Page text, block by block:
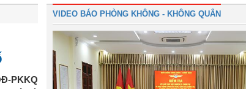
PKKQ
VIDEO BÁO PHÒNG KHÔNG - KHÔNG QUÂN